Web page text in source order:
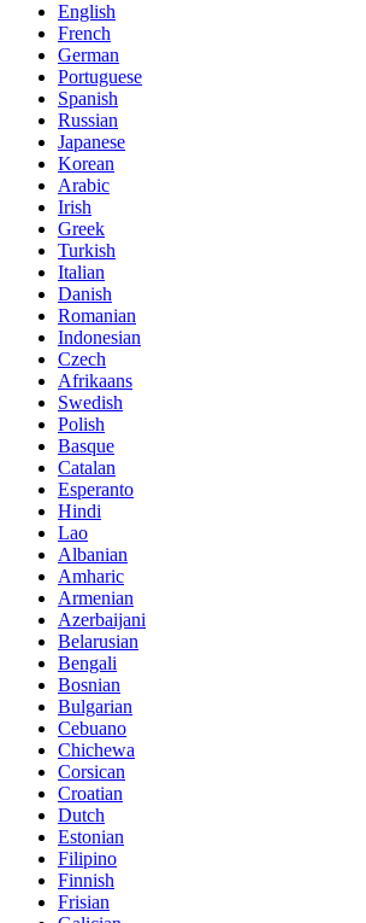
English
French
German
Portuguese
Spanish
Russian
Japanese
Korean
Arabic
Irish
Greek
Turkish
Italian
Danish
Romanian
Indonesian
Czech
Afrikaans
Swedish
Polish
Basque
Catalan
Esperanto
Hindi
Lao
Albanian
Amharic
Armenian
Azerbaijani
Belarusian
Bengali
Bosnian
Bulgarian
Cebuano
Chichewa
Corsican
Croatian
Dutch
Estonian
Filipino
Finnish
Frisian